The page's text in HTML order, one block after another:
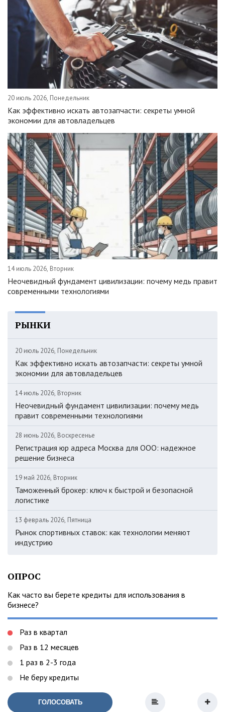
20 июль 2026, Понедельник
Как эффективно искать автозапчасти: секреты умной
экономии для автовладельцев
14 июль 2026, Вторник
Неочевидный фундамент цивилизации: почему медь правит
современными технологиями
РЫНКИ
20 июль 2026, Понедельник
Как эффективно искать автозапчасти: секреты умной
экономии для автовладельцев
14 июль 2026, Вторник
Неочевидный фундамент цивилизации: почему медь
правит современными технологиями
28 июнь 2026, Воскресенье
Регистрация юр адреса Москва для ООО: надежное
решение бизнеса
19 май 2026, Вторник
Таможенный брокер: ключ к быстрой и безопасной
логистике
13 февраль 2026, Пятница
Рынок спортивных ставок: как технологии меняют
индустрию
ОПРОС
Как часто вы берете кредиты для использования в
бизнесе?
Раз в квартал
Раз в 12 месяцев
1 раз в 2-3 года
Не беру кредиты
ГОЛОСОВАТЬ